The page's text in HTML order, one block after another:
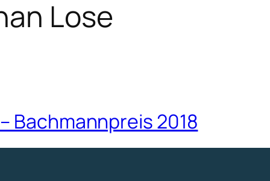
Lose
Bachmannpreis 2018